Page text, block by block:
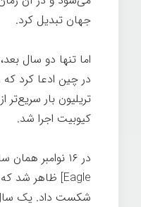
جهان تبدیل کرد.
اما تنها دو سال
کیوبیت اجرا شد.